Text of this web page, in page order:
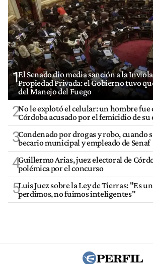
1El Senado dio media sanción a la
Propiedad Privada: el Gobierno tuvo
del Manejo del Fuego
2No le explotó el celular: un hombre fue
Córdoba acusado por el femicidio de su
3Condenado por drogas y robo, cuando
becario municipal y empleado de Senaf
4Guillermo Arias, juez electoral de
polémica por el concurso
5Luis Juez sobre la Ley de Tierras: "Es
perdimos, no fuimos inteligentes"